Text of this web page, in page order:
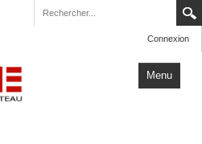
Connexion
Menu